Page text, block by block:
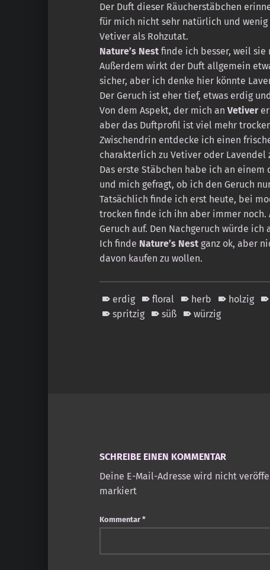
Der Duft dieser Räucherstäbchen
für mich nicht sehr natürlich und
Vetiver als Rohzutat.
Nature’s Nestfinde ich besser, weil sie
Außerdem wirkt der Duft allgemein
sicher, aber ich denke hier könnte
Der Geruch ist eher tief, etwas erdig
Von dem Aspekt, der mich an Vetiver
aber das Duftprofil ist viel mehr
Zwischendrin entdecke ich einen
charakterlich zu Vetiver oder Lavendel
Das erste Stäbchen habe ich an einem
und mich gefragt, ob ich den Geruch
Tatsächlich finde ich erst heute, bei
trocken finde ich ihn aber immer
Geruch auf. Den Nachgeruch würde
Ich finde Nature’s Nestganz ok, aber
davon kaufen zu wollen.
erdig floral herb holzig
spritzig
süß würzig
SCHREIBE EINEN KOMMENTAR
Deine E-Mail-Adresse wird nicht
markiert
Kommentar *